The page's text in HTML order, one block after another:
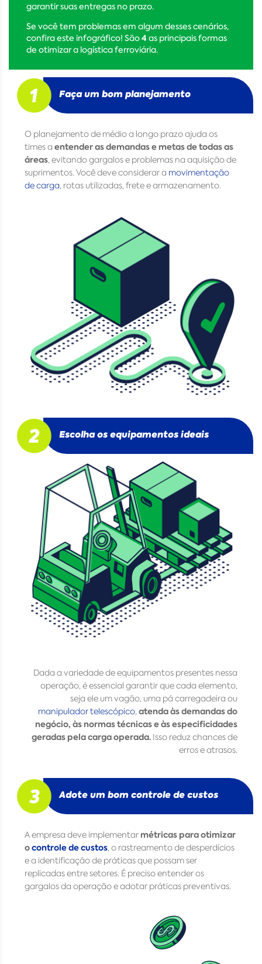
garantir suas entregas no prazo.
Se você tem problemas em algum desses cenários,
confira este infográfico! São4 as principais formas
de otimizar a logística ferroviária.
Faça um bom planejamento
O planejamento de médio a longo prazo ajuda os
times a entender as demandas e metas de todas as
áreas, evitando gargalos e problemas na aquisição de
suprimentos. Você deve considerar a movimentação
de carga, rotas utilizadas, frete e armazenamento.
Escolha os equipamentos ideais
Dada a variedade de equipamentos presentes nessa
operação, é essencial garantir que cada elemento,
seja ele um vagão, uma pá carregadeira ou
manipulador telescópico,atenda às demandas do
negócio, às normas técnicas e às especificidades
geradas pela carga operada. Isso reduz chances de
erros e atrasos.
Adote um bom controle de custos
A empresa deve implementar métricas para otimizar
ocontrole de custos , o rastreamento de desperdícios
e a identificação de práticas que possam ser
replicadas entre setores. É preciso entender os
gargalos da operação e adotar práticas preventivas.